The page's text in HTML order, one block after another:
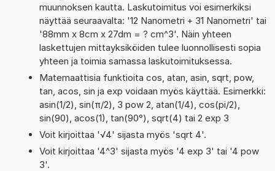
muunnoksen kautta. Laskutoimitus voi esimerkiksi
näyttää seuraavalta: '12 Nanometri + 31 Nanometri' tai
'88mm x 8cm x 27dm = ? cm^3'. Näin yhteen
laskettujen mittayksiköiden tulee luonnollisesti sopia
yhteen ja toimia samassa laskutoimituksessa.
Matemaattisia funktioita cos, atan, asin, sqrt, pow,
tan, acos, sin ja exp voidaan myös käyttää. Esimerkki:
asin(1/2), sin(π/2), 3 pow 2, atan(1/4), cos(pi/2),
sin(90), acos(1), tan(90°), sqrt(4) tai 2 exp 3
Voit kirjoittaa '√4' sijasta myös 'sqrt 4'.
Voit kirjoittaa '4^3' sijasta myös '4 exp 3' tai '4 pow
3'.